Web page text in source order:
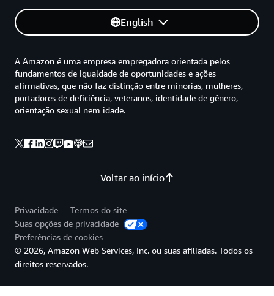
English
Voltar ao início
A Amazon é uma empresa empregadora orientada pelos
fundamentos de igualdade de oportunidades e ações
afirmativas, que não faz distinção entre minorias, mulheres,
portadores de deficiência, veteranos, identidade de gênero,
orientação sexual nem idade.
Privacidade
Termos do site
Suas opções de privacidade
Preferências de cookies
© 2026, Amazon Web Services, Inc. ou suas afiliadas. Todos os
direitos reservados.